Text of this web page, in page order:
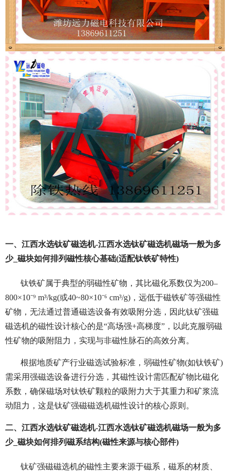
一、江西水选钛矿磁选机-江西水选钛矿磁选机磁场一般为多
少_磁块如何排列磁性核心基础(适配钛铁矿特性)
钛铁矿属于典型的弱磁性矿物，其比磁化系数仅为200–
800×10⁻⁹ m³/kg(或40~80×10⁻⁶ cm³/g)，远低于磁铁矿等强磁性
矿物，无法通过普通磁选设备有效吸附分选，因此钛矿强磁
磁选机的磁性设计核心的是“高场强+高梯度”，以此克服弱磁
性矿物的吸附阻力，实现与非磁性脉石的高效分离。
根据地质矿产行业磁选试验标准，弱磁性矿物(如钛铁矿)
需采用强磁选设备进行分选，其磁性设计需匹配矿物比磁化
系数，确保磁场对钛铁矿颗粒的吸附力大于其重力和矿浆流
动阻力，这是钛矿强磁磁选机磁性设计的核心原则。
二、江西水选钛矿磁选机-江西水选钛矿磁选机磁场一般为多
少_磁块如何排列磁系结构(磁性来源与核心部件)
钛矿强磁磁选机的磁性主要来源于磁系，磁系的材质、